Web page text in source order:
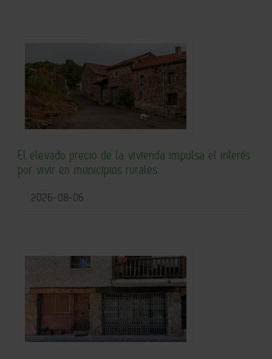
El elevado precio de la vivienda impulsa el interés
por vivir en municipios rurales
2026-08-06